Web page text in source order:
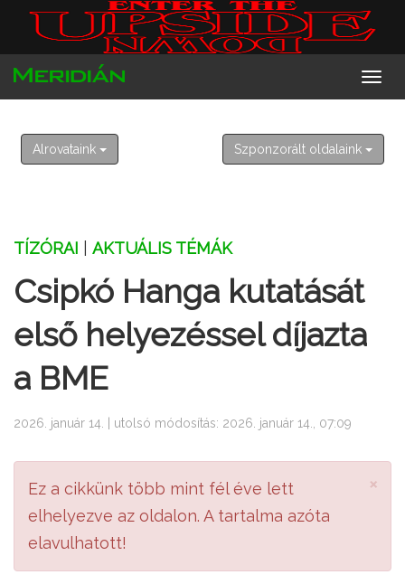
2026. augusztus 7. péntek
Ibolya
Alrovataink Szponzorált oldalaink
TÍZÓRAI AKTUÁLIS TÉMÁK
Csipkó Hanga kutatását
első helyezéssel díjazta
a BME
2026. január 14. | utolsó módosítás: 2026. január 14., 07:09
×
Ez a cikkünk több mint fél éve lett
elhelyezve az oldalon. A tartalma azóta
elavulhatott!